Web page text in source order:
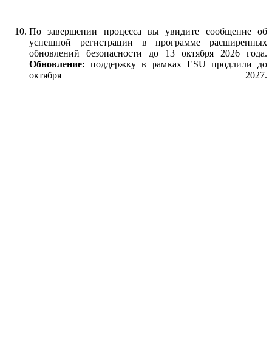
По завершении процесса вы увидите сообщение об
успешной регистрации в программе расширенных
обновлений безопасности до 13 октября 2026 года.
Обновление: поддержку в рамках ESU продлили до
октября 2027.